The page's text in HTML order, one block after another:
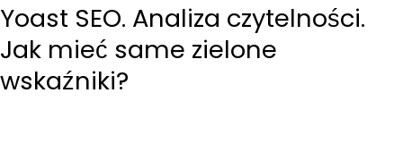
Yoast SEO. Analiza czytelności.
Jak mieć same zielone
wskaźniki?